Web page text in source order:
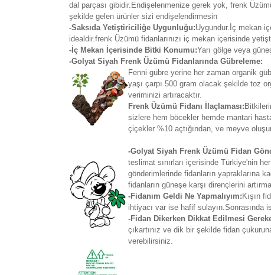
dal parçası gibidir.Endişelenmenize gerek yok, frenk
şekilde gelen ürünler sizi endişelendirmesin
-Saksıda Yetiştiriciliğe Uygunluğu:Uygundur.İç mekan
idealdir.frenk Üzümü fidanlarınızı iç mekan içerisinde
-İç Mekan İçerisinde Bitki Konumu:Yarı gölge veya
-Golyat Siyah Frenk Üzümü Fidanlarında Gübreleme:
Fenni gübre yerine her zaman organik
yaşı çarpı 500 gram olacak şekilde toz
veriminizi artıracaktır.
Frenk Üzümü Fidanı İlaçlaması:
sizlere hem böcekler hemde mantari
çiçekler %10 açtığından, ve meyve
-Golyat Siyah Frenk Üzümü Fidan
teslimat sınırları içerisinde Türkiye'nin
gönderimlerinde fidanların yapraklarına
fidanların güneşe karşı dirençlerini
-Fidanım Geldi Ne Yapmalıyım: Kışın
ihtiyacı var ise hafif
-Fidan Dikerken Dikkat Edilmesi
çıkartınız ve dik bir şekilde fidan
verebilirsiniz.